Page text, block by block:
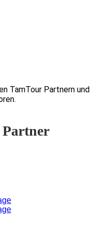
TamTour Partnern und